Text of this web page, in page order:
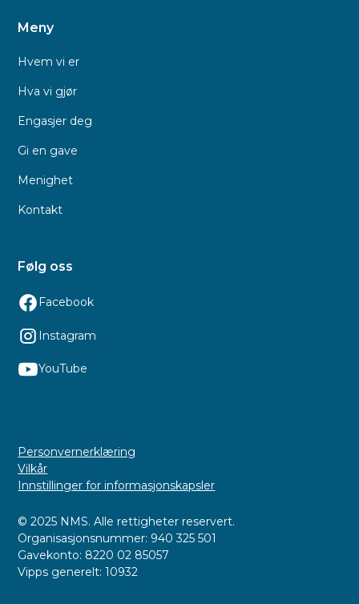
Meny
Hvem vi er
Hva vi gjør
Engasjer deg
Gi en gave
Menighet
Kontakt
Følg oss
Facebook
Instagram
YouTube
© 2025 NMS. Alle rettigheter reservert.
Organisasjonsnummer: 940 325 501
Gavekonto: 8220 02 85057
Vipps generelt: 10932
Personvernerklæring
Vilkår
Innstillinger for informasjonskapsler